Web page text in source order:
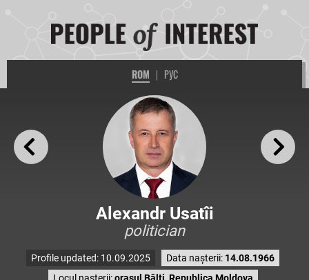
ROM | РУС
Alexandr Usatîi
politician
Profile updated: 10.09.2025 Data nașterii: 14.08.1966